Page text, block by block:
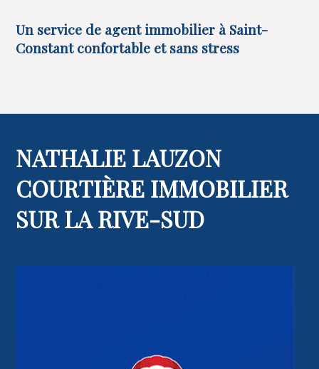
Un service de agent immobilier à Saint-
Constant confortable et sans stress
NATHALIE LAUZON
COURTIÈRE IMMOBILIER
SUR LA RIVE-SUD